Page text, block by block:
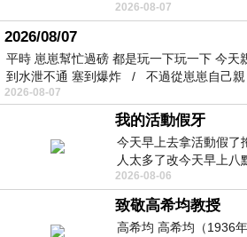
個人整整齊齊地站在鏡
2026-08-07
2026/08/07
平時 崽崽幫忙過磅 都是玩一下玩一下 今天
到水泄不通 塞到爆炸 / 不過從崽崽自己親
2026-08-07
我的活動假牙
今天早上去拿活動假了
人太多了改今天早上八
去西螺農會~回到莿桐都
2026-08-06
致敬高希均教授
高希均 高希均（1936